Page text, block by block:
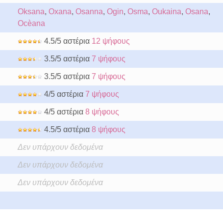
Oksana, Oxana, Osanna, Ogin, Osma, Oukaina, Osana,
Ocèana
4.5/5 αστέρια 12 ψήφους
3.5/5 αστέρια 7 ψήφους
3.5/5 αστέρια 7 ψήφους
4/5 αστέρια 7 ψήφους
4/5 αστέρια 8 ψήφους
4.5/5 αστέρια 8 ψήφους
Δεν υπάρχουν δεδομένα
Δεν υπάρχουν δεδομένα
Δεν υπάρχουν δεδομένα